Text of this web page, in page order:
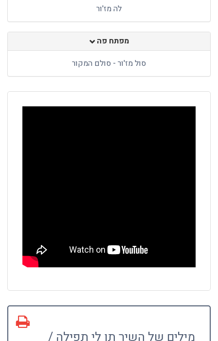
לה מז'ור
מפתח פה
סול מז'ור - סולם המקור
מילים של השיר תן לי תפילה /